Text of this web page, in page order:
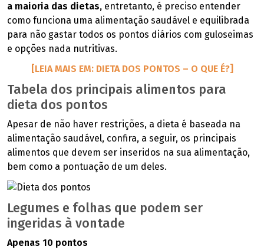
a maioria das dietas, entretanto, é preciso entender
como funciona uma alimentação saudável e equilibrada
para não gastar todos os pontos diários com guloseimas
e opções nada nutritivas.
[LEIA MAIS EM: DIETA DOS PONTOS – O QUE É?]
Tabela dos principais alimentos para
dieta dos pontos
Apesar de não haver restrições, a dieta é baseada na
alimentação saudável, confira, a seguir, os principais
alimentos que devem ser inseridos na sua alimentação,
bem como a pontuação de um deles.
Legumes e folhas que podem ser
ingeridas à vontade
Apenas 10 pontos